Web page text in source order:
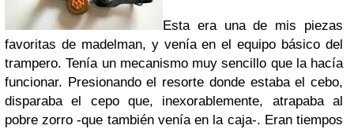
Esta era una de mis piezas
favoritas de madelman, y venía en el equipo básico del
trampero. Tenía un mecanismo muy sencillo que la hacía
funcionar. Presionando el resorte donde estaba el cebo,
disparaba el cepo que, inexorablemente, atrapaba al
pobre zorro -que también venía en la caja-. Eran tiempos